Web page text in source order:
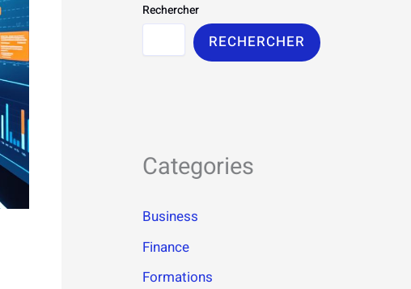
Rechercher
RECHERCHER
Categories
Business
Finance
Formations